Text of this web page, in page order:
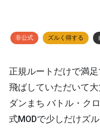
非公式 ズルく得する
正規ルートだけで満
飛ばしていただいて大
ダンまち バトル・ク
式MODで少しだけズ